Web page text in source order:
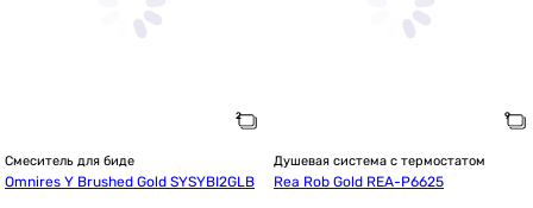
Смеситель для биде
Omnires Y Brushed Gold SYSYBI2GLB
Душевая система с термостатом
Rea Rob Gold REA-P6625